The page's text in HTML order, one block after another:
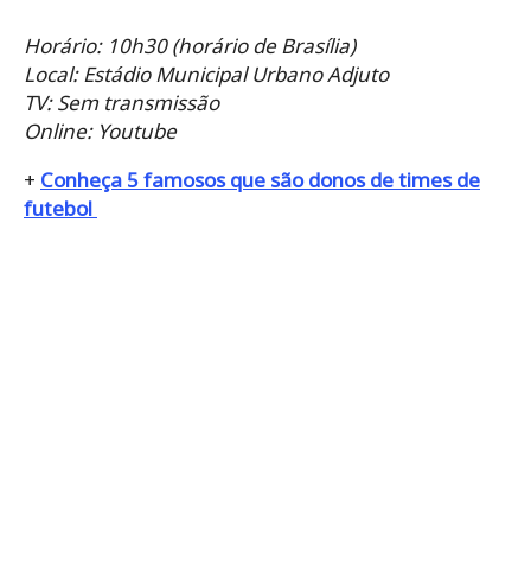
Horário: 10h30 (horário de Brasília)
Local: Estádio Municipal Urbano Adjuto
TV: Sem transmissão
Online: Youtube
+ Conheça 5 famosos que são donos de times de
futebol